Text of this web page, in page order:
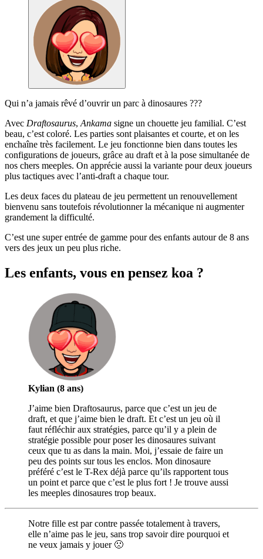
Qui n’a jamais rêvé d’ouvrir un parc à dinosaures ???
Avec Draftosaurus, Ankama signe un chouette jeu familial. C’est
beau, c’est coloré. Les parties sont plaisantes et courte, et on les
enchaîne très facilement. Le jeu fonctionne bien dans toutes les
configurations de joueurs, grâce au draft et à la pose simultanée de
nos chers meeples. On apprécie aussi la variante pour deux joueurs
plus tactiques avec l’anti-draft a chaque tour.
Les deux faces du plateau de jeu permettent un renouvellement
bienvenu sans toutefois révolutionner la mécanique ni augmenter
grandement la difficulté.
C’est une super entrée de gamme pour des enfants autour de 8 ans
vers des jeux un peu plus riche.
Les enfants, vous en pensez koa ?
Kylian (8 ans)
J’aime bien Draftosaurus, parce que c’est un jeu de
draft, et que j’aime bien le draft. Et c’est un jeu où il
faut réfléchir aux stratégies, parce qu’il y a plein de
stratégie possible pour poser les dinosaures suivant
ceux que tu as dans la main. Moi, j’essaie de faire un
peu des points sur tous les enclos. Mon dinosaure
préféré c’est le T-Rex déjà parce qu’ils rapportent tous
un point et parce que c’est le plus fort ! Je trouve aussi
les meeples dinosaures trop beaux.
Notre fille est par contre passée totalement à travers,
elle n’aime pas le jeu, sans trop savoir dire pourquoi et
ne veux jamais y jouer 🙁